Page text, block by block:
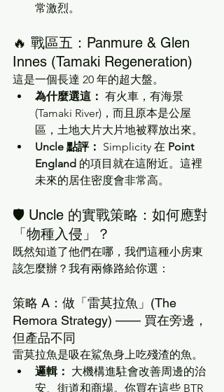
常激烈。
🔥 戰區五：Panmure & Glen
Innes (Tamaki Regeneration)
這是一個長達 20 年的超大盤。
為什麼選這： 有火車，有海景
(Tamaki River)，而且原本是公屋
區，土地大片大片地被釋放出來。
Uncle 點評： Simplicity 在 Point
England 的項目就在這附近。這裡
未來的居住密度會非常高。
🛡️ Uncle 的實戰策略：如何應對
「物種入侵」？
既然知道了他們在哪，我們這種小房東
該怎麼辦？我有兩條路給你選：
策略 A：做「雷莫拉魚」(The
Remora Strategy) —— 買在旁邊，
但產品不同
雷莫拉魚是吸在鯊魚身上吃殘渣的魚。
邏輯： 大機構進駐會改善周邊的治
安、街道和商場。你買在這些 BTR